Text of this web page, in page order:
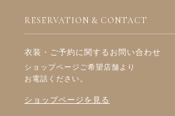
RESERVATION & CONTACT
衣装・ご予約に関するお問い合わせ
ショップページご希望店舗より
お電話ください。
ショップページを見る